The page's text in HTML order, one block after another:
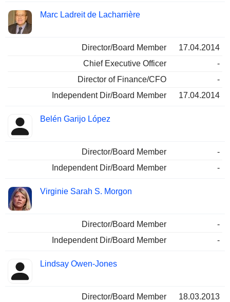
Marc Ladreit de Lacharrière
Director/Board Member
17.04.2014
Chief Executive Officer
-
Director of Finance/CFO
-
Independent Dir/Board Member
17.04.2014
Belén Garijo López
Director/Board Member
-
Independent Dir/Board Member
-
Virginie Sarah S. Morgon
Director/Board Member
-
Independent Dir/Board Member
-
Lindsay Owen-Jones
Director/Board Member 18.03.2013